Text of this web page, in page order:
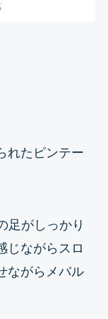
れたピンテー
足がしっかり
じながらスロ
ながらメバル